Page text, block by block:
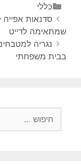
קטגוריות
כללי
ניווט
פוסטים
סדנאות אפייה
שמתאימה לדייט
נגריה
בבית משפחתי